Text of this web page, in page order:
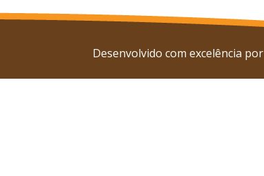
Desenvolvido com excelência por